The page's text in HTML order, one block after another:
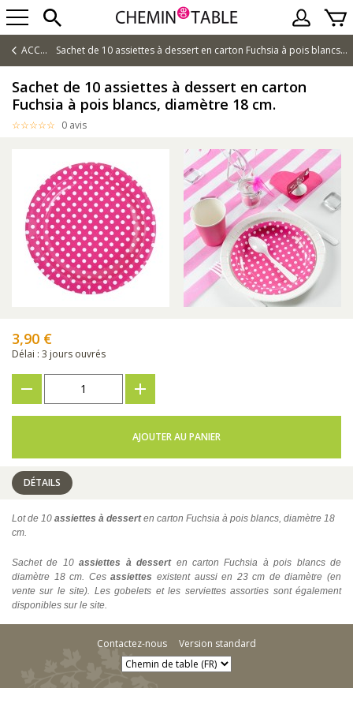
ACCUEIL Sachet de 10 assiettes à dessert en carton Fuchsia à pois blancs, diamètre 18 cm.
Sachet de 10 assiettes à dessert en carton
Fuchsia à pois blancs, diamètre 18 cm.
0 avis
3,90 €
Délai : 3 jours ouvrés
AJOUTER AU PANIER
DÉTAILS
Lot de 10 assiettes à desserten carton Fuchsia à pois blancs, diamètre 18
cm.
Sachet de 10assiettes à desserten carton Fuchsia à pois blancs de
diamètre 18 cm. Cesassiettes existent aussi en 23 cm de diamètre (en
vente sur le site). Les gobelets et les serviettes assorties sont également
disponibles sur le site.
Contactez-nous Version standard